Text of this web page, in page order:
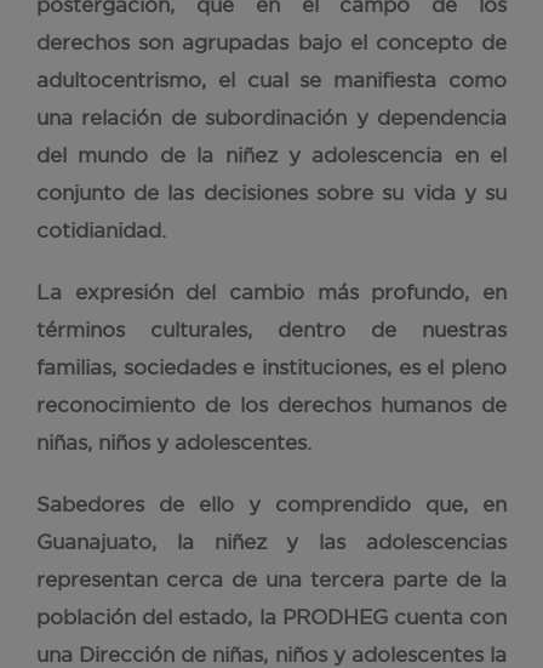
postergación, que en el campo de los
derechos son agrupadas bajo el concepto de
adultocentrismo, el cual se manifiesta como
una relación de subordinación y dependencia
del mundo de la niñez y adolescencia en el
conjunto de las decisiones sobre su vida y su
cotidianidad.
La expresión del cambio más profundo, en
términos culturales, dentro de nuestras
familias, sociedades e instituciones, es el pleno
reconocimiento de los derechos humanos de
niñas, niños y adolescentes.
Sabedores de ello y comprendido que, en
Guanajuato, la niñez y las adolescencias
representan cerca de una tercera parte de la
población del estado, la PRODHEG cuenta con
una Dirección de niñas, niños y adolescentes la